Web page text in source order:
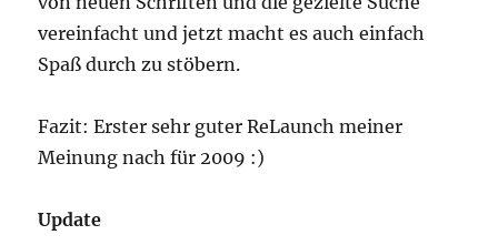
vereinfacht und jetzt macht es auch einfach
Spaß durch zu stöbern.
Fazit: Erster sehr guter ReLaunch meiner
Meinung nach für 2009 :)
Update